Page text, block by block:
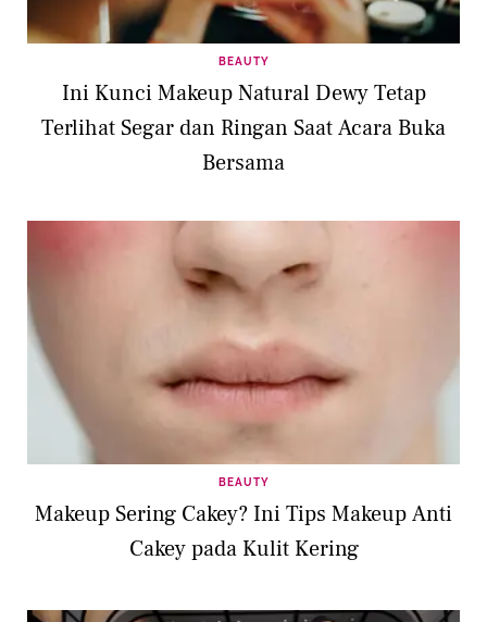
BEAUTY
Ini Kunci Makeup Natural Dewy Tetap
Terlihat Segar dan Ringan Saat Acara Buka
Bersama
BEAUTY
Makeup Sering Cakey? Ini Tips Makeup Anti
Cakey pada Kulit Kering